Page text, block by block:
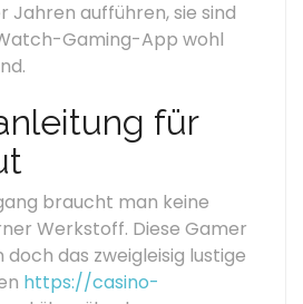
Jahren aufführen, sie sind
Gaming-App wohl
für
braucht man keine
Werkstoff. Diese Gamer
das zweigleisig lustige
https://casino-